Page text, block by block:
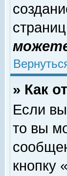
» Как
Если
то вы
кнопку